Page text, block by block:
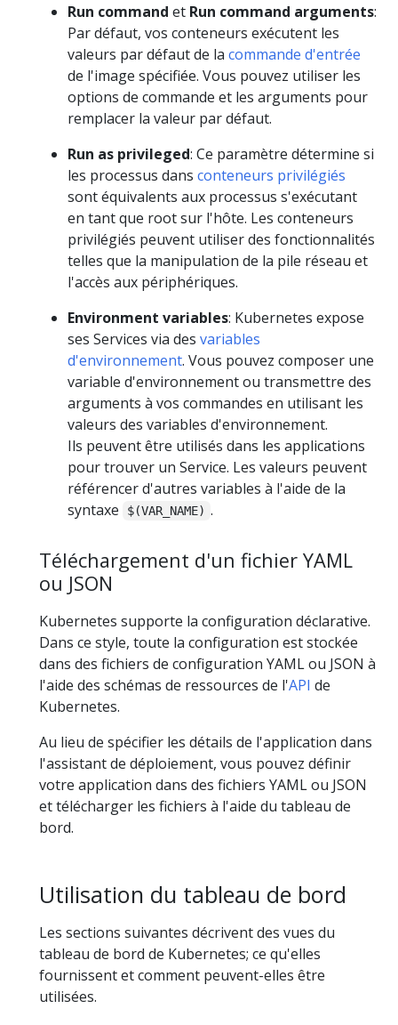
Run command et Run command arguments:
Par défaut, vos conteneurs exécutent les
valeurs par défaut de la commande d'entrée
de l'image spécifiée. Vous pouvez utiliser les
options de commande et les arguments pour
remplacer la valeur par défaut.
Run as privileged: Ce paramètre détermine si
les processus dans conteneurs privilégiés
sont équivalents aux processus s'exécutant
en tant que root sur l'hôte. Les conteneurs
privilégiés peuvent utiliser des fonctionnalités
telles que la manipulation de la pile réseau et
l'accès aux périphériques.
Environment variables: Kubernetes expose
ses Services via des variables
d'environnement. Vous pouvez composer une
variable d'environnement ou transmettre des
arguments à vos commandes en utilisant les
valeurs des variables d'environnement.
Ils peuvent être utilisés dans les applications
pour trouver un Service. Les valeurs peuvent
référencer d'autres variables à l'aide de la
syntaxe
$(VAR_NAME) .
Téléchargement d'un fichier YAML
ou JSON
Kubernetes supporte la configuration déclarative.
Dans ce style, toute la configuration est stockée
dans des fichiers de configuration YAML ou JSON à
l'aide des schémas de ressources de l'API de
Kubernetes.
Au lieu de spécifier les détails de l'application dans
l'assistant de déploiement, vous pouvez définir
votre application dans des fichiers YAML ou JSON
et télécharger les fichiers à l'aide du tableau de
bord.
Utilisation du tableau de bord
Les sections suivantes décrivent des vues du
tableau de bord de Kubernetes; ce qu'elles
fournissent et comment peuvent-elles être
utilisées.